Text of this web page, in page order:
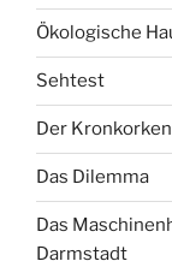
Ökologische
Sehtest
Der Kronkorken
Das Dilemma
Das
Darmstadt